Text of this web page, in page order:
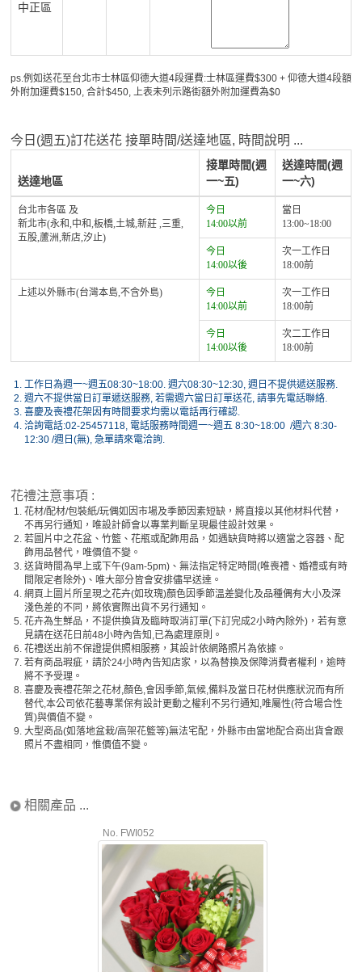
中正區
ps.例如送花至台北市士林區仰德大道4段運費:士林區運費$300 + 仰德大道4段額
外附加運費$150, 合計$450, 上表未列示路街額外附加運費為$0
今日(週五)訂花送花 接單時間/送達地區, 時間說明 ...
送達地區
接單時間(週
一~五)
送達時間(週
一~六)
台北市各區 及
新北市(永和,中和,板橋,土城,新莊 ,三重,
五股,蘆洲,新店,汐止)
今日
14:00以前
當日
13:00~18:00
今日
14:00以後
次一工作日
18:00前
上述以外縣市(台灣本島,不含外島)
今日
14:00以前
次一工作日
18:00前
今日
14:00以後
次二工作日
18:00前
1. 工作日為週一~週五08:30~18:00. 週六08:30~12:30, 週日不提供遞送服務.
2. 週六不提供當日訂單遞送服務, 若需週六當日訂單送花, 請事先電話聯絡.
3. 喜慶及喪禮花架因有時間要求均需以電話再行確認.
4. 洽詢電話:02-25457118, 電話服務時間週一~週五 8:30~18:00 /週六 8:30-
12:30 /週日(無), 急單請來電洽詢.
花禮注意事項 :
1. 花材/配材/包裝紙/玩偶如因市場及季節因素短缺，將直接以其他材料代替，
不再另行通知，唯設計師會以專業判斷呈現最佳設計效果。
2. 若圖片中之花盆、竹籃、花瓶或配飾用品，如遇缺貨時將以適當之容器、配
飾用品替代，唯價值不變。
3. 送貨時間為早上或下午(9am-5pm)、無法指定特定時間(唯喪禮、婚禮或有時
間限定者除外)、唯大部分皆會安排儘早送達。
4. 網頁上圖片所呈現之花卉(如玫瑰)顏色因季節溫差變化及品種偶有大小及深
淺色差的不同，將依實際出貨不另行通知。
5. 花卉為生鮮品，不提供換貨及臨時取消訂單(下訂完成2小時內除外)，若有意
見請在送花日前48小時內告知,已為處理原則。
6. 花禮送出前不保證提供照相服務，其設計依網路照片為依據。
7. 若有商品瑕疵，請於24小時內告知店家，以為替換及保障消費者權利，逾時
將不予受理。
8. 喜慶及喪禮花架之花材,顏色,會因季節,氣候,備料及當日花材供應狀況而有所
替代,本公司依花藝專業保有設計更動之權利不另行通知,唯屬性(符合場合性
質)與價值不變。
9. 大型商品(如落地盆栽/高架花籃等)無法宅配，外縣市由當地配合商出貨會跟
照片不盡相同，惟價值不變。
相關產品 ...
No. FWI052